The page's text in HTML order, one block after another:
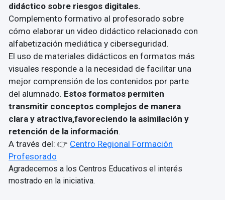
didáctico sobre riesgos digitales.
Complemento formativo al profesorado sobre
cómo elaborar un video didáctico relacionado con
alfabetización mediática y ciberseguridad.
El uso de materiales didácticos en formatos más
visuales responde a la necesidad de facilitar una
mejor comprensión de los contenidos por parte
del alumnado. Estos formatos permiten
transmitir conceptos complejos de manera
clara y atractiva,favoreciendo la asimilación y
retención de la información.
A través del: 👉 Centro Regional Formación
Profesorado
Agradecemos a los Centros Educativos el interés
mostrado en la iniciativa.